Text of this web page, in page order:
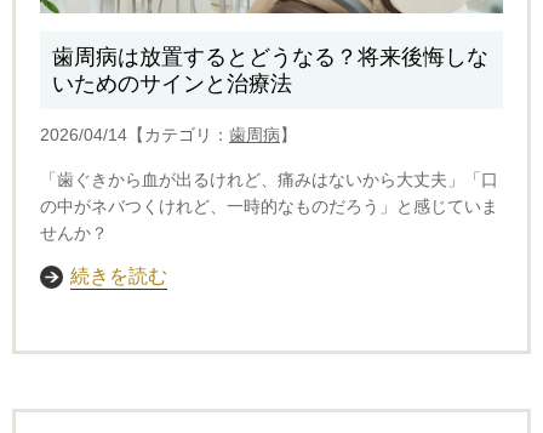
歯周病は放置するとどうなる？将来後悔しな
いためのサインと治療法
2026/04/14【カテゴリ： 歯周病】
「歯ぐきから血が出るけれど、痛みはないから大丈夫」「口
の中がネバつくけれど、一時的なものだろう」と感じていま
せんか？
続きを読む